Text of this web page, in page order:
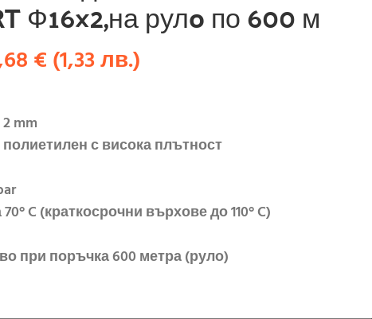
Ф16×2,на рулo по 600 м
€ (1,33лв.)
mm
с висока плътност
C (краткосрочни върхове до 110° C)
при поръчка 600 метра (руло)